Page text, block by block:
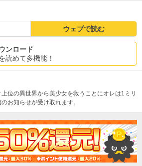
ウェブで読む
ンロード
読めて多機能！
位の異世界から美少女を救うことにオレは1ミリ
お知らせが受け取れます。